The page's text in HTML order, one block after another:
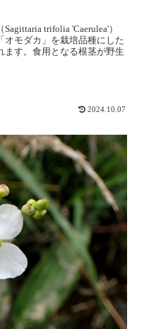
trifolia 'Caerulea'）
オモダカ」を栽培品種にした
ます。食用となる根茎が野生
2024.10.07